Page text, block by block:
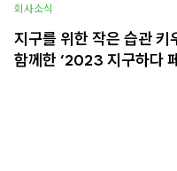
회사소식
지구를 위한 작은 습관
함께한 ‘2023 지구하다